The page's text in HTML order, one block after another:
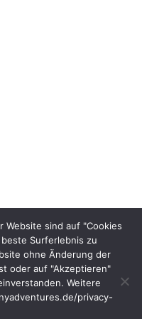
Website sind auf "Cookies
Surferlebnis zu
ohne Änderung der
oder auf "Akzeptieren"
Weitere
privacy-